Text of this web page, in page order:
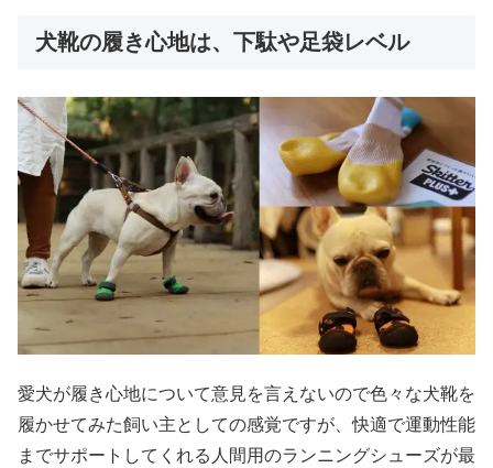
犬靴の履き心地は、下駄や足袋レベル
愛犬が履き心地について意見を言えないので色々な犬靴を
履かせてみた飼い主としての感覚ですが、快適で運動性能
までサポートしてくれる人間用のランニングシューズが最